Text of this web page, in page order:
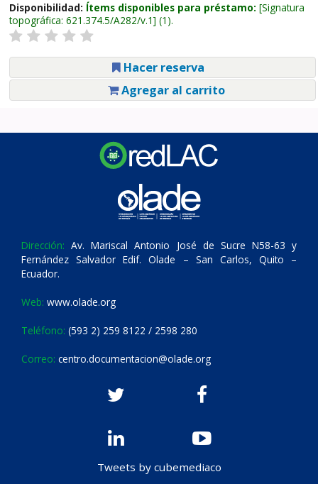
Disponibilidad: Ítems disponibles para préstamo: Signatura
topográfica: 621.374.5/A282/v.1 (1).
Hacer reserva
Agregar al carrito
Dirección: Av. Mariscal Antonio José de Sucre N58-63 y
Fernández Salvador Edif. Olade – San Carlos, Quito –
Ecuador.
Web: www.olade.org
Teléfono: (593 2) 259 8122 / 2598 280
Correo: centro.documentacion@olade.org
Tweets by cubemediaco